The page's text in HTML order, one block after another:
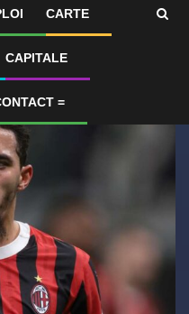
CARTE
CAPITALE
=
résilie son contrat